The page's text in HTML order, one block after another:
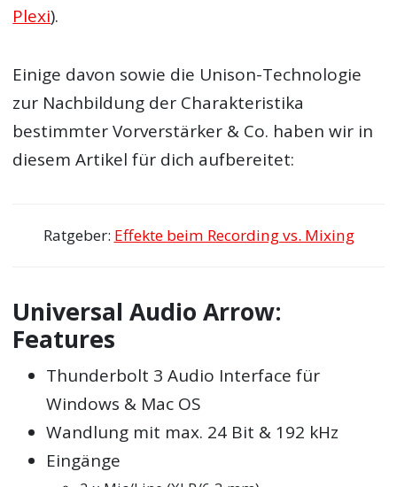
Plexi).
Einige davon sowie die Unison-Technologie
zur Nachbildung der Charakteristika
bestimmter Vorverstärker & Co. haben wir in
diesem Artikel für dich aufbereitet:
Ratgeber: Effekte beim Recording vs. Mixing
Universal Audio Arrow:
Features
Thunderbolt 3 Audio Interface für
Windows & Mac OS
Wandlung mit max. 24 Bit & 192 kHz
Eingänge